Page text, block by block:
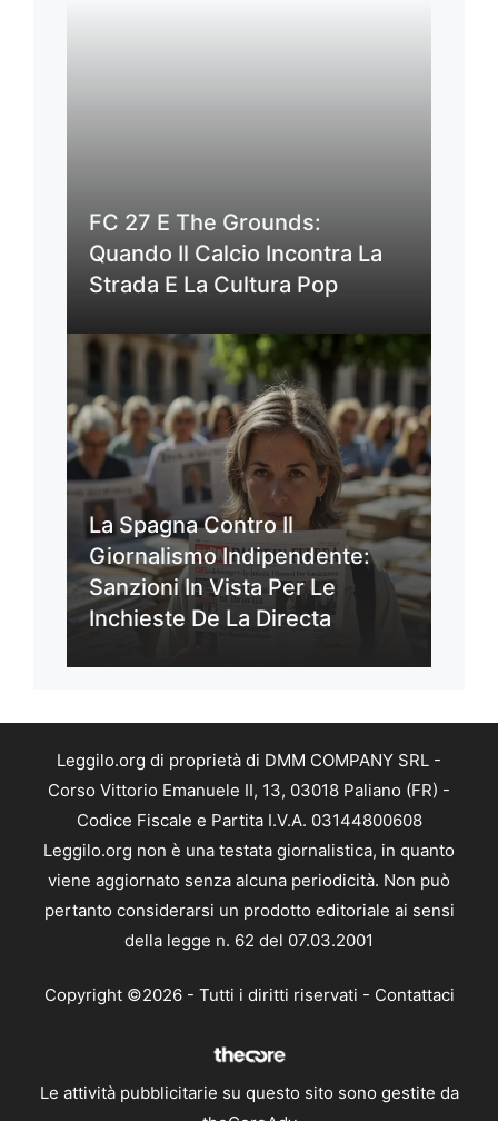
FC 27 E The Grounds:
Quando Il Calcio Incontra La
Strada E La Cultura Pop
La Spagna Contro Il
Giornalismo Indipendente:
Sanzioni In Vista Per Le
Inchieste De La Directa
Leggilo.org di proprietà di DMM COMPANY SRL -
Corso Vittorio Emanuele II, 13, 03018 Paliano (FR) -
Codice Fiscale e Partita I.V.A. 03144800608
Leggilo.org non è una testata giornalistica, in quanto
viene aggiornato senza alcuna periodicità. Non può
pertanto considerarsi un prodotto editoriale ai sensi
della legge n. 62 del 07.03.2001
Copyright ©2026 - Tutti i diritti riservati - Contattaci
Le attività pubblicitarie su questo sito sono gestite da